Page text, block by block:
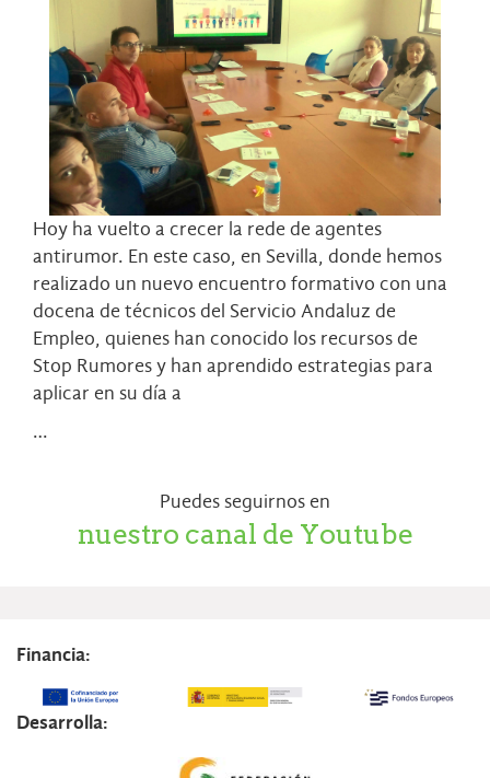
Hoy ha vuelto a crecer la rede de agentes
antirumor. En este caso, en Sevilla, donde hemos
realizado un nuevo encuentro formativo con una
docena de técnicos del Servicio Andaluz de
Empleo, quienes han conocido los recursos de
Stop Rumores y han aprendido estrategias para
aplicar en su día a
…
Puedes seguirnos en
nuestro canal de Youtube
Financia:
Desarrolla: